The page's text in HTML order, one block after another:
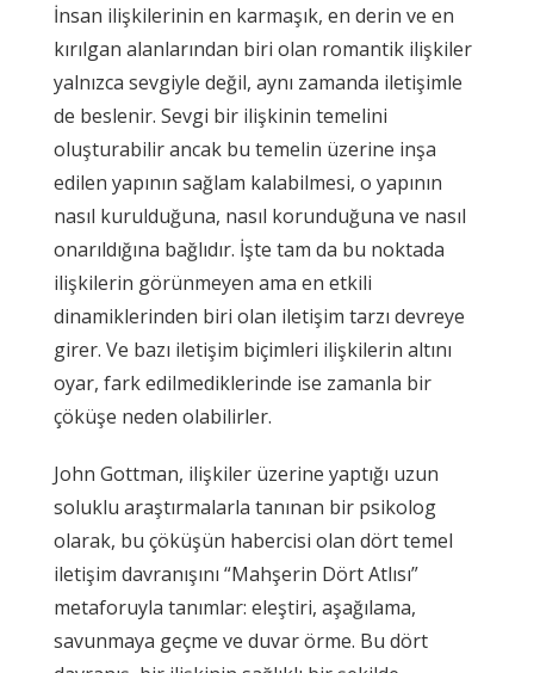
İnsan ilişkilerinin en karmaşık, en derin ve en
kırılgan alanlarından biri olan romantik ilişkiler
yalnızca sevgiyle değil, aynı zamanda iletişimle
de beslenir. Sevgi bir ilişkinin temelini
oluşturabilir ancak bu temelin üzerine inşa
edilen yapının sağlam kalabilmesi, o yapının
nasıl kurulduğuna, nasıl korunduğuna ve nasıl
onarıldığına bağlıdır. İşte tam da bu noktada
ilişkilerin görünmeyen ama en etkili
dinamiklerinden biri olan iletişim tarzı devreye
girer. Ve bazı iletişim biçimleri ilişkilerin altını
oyar, fark edilmediklerinde ise zamanla bir
çöküşe neden olabilirler.
John Gottman, ilişkiler üzerine yaptığı uzun
soluklu araştırmalarla tanınan bir psikolog
olarak, bu çöküşün habercisi olan dört temel
iletişim davranışını “Mahşerin Dört Atlısı”
metaforuyla tanımlar: eleştiri, aşağılama,
savunmaya geçme ve duvar örme. Bu dört